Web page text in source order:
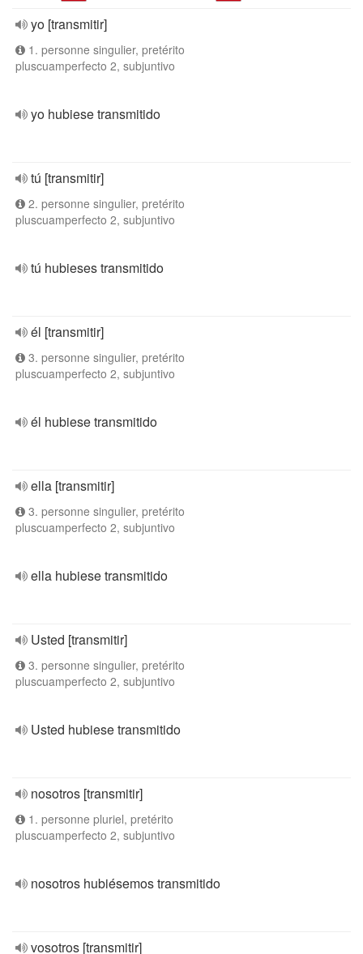
yo [transmitir]
1. personne singulier, pretérito
pluscuamperfecto 2, subjuntivo
yo hubiese transmitido
tú [transmitir]
2. personne singulier, pretérito
pluscuamperfecto 2, subjuntivo
tú hubieses transmitido
él [transmitir]
3. personne singulier, pretérito
pluscuamperfecto 2, subjuntivo
él hubiese transmitido
ella [transmitir]
3. personne singulier, pretérito
pluscuamperfecto 2, subjuntivo
ella hubiese transmitido
Usted [transmitir]
3. personne singulier, pretérito
pluscuamperfecto 2, subjuntivo
Usted hubiese transmitido
nosotros [transmitir]
1. personne pluriel, pretérito
pluscuamperfecto 2, subjuntivo
nosotros hubiésemos transmitido
vosotros [transmitir]